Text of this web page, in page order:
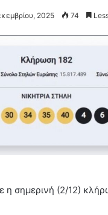
2025 74
η σημερινή (2/12)